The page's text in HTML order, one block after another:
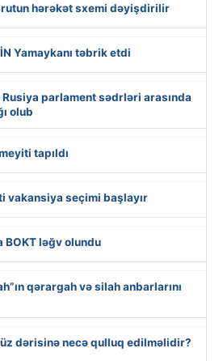
hərəkət sxemi dəyişdirilir
Yamaykanı təbrik etdi
parlament sədrləri arasında
olub
tapıldı
vakansiya seçimi başlayır
BOKT ləğv olundu
qərargah və silah anbarlarını
üz dərisinə necə qulluq edilməlidir?